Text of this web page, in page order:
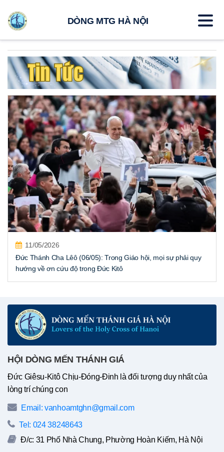
11/05/2026
Đức Thánh Cha Lêô (06/05): Trong Giáo hội, mọi sự phải quy
hướng về ơn cứu độ trong Đức Kitô
HỘI DÒNG MẾN THÁNH GIÁ
Đức Giêsu-Kitô Chịu-Đóng-Đinh là đối tượng duy nhất của
lòng trí chúng con
Email: vanhoamtghn@gmail.com
Tel: 024 38248643
Đ/c: 31 Phố Nhà Chung, Phường Hoàn Kiếm, Hà Nội
DÒNG MTG HÀ NỘI